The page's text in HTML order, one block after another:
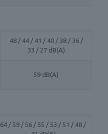
48 / 44 / 41 / 40 / 38 / 36 /
33 / 27 dB(A)
59 dB(A)
64 / 59 / 56 / 55 / 53 / 51 / 48 /